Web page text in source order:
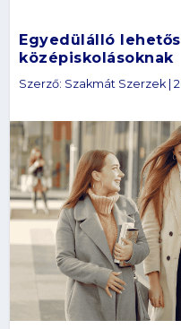
Egyedülálló
középiskolásoknak
Szerző: Szakmát Szerzek|